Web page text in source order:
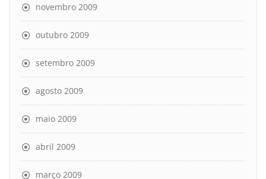
novembro 2009
outubro 2009
setembro 2009
agosto 2009
maio 2009
abril 2009
março 2009